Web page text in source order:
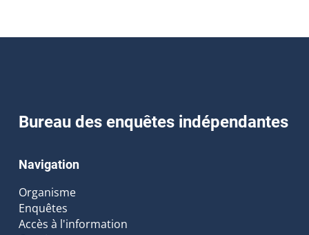
Bureau des enquêtes indépendantes
Navigation
Organisme
Enquêtes
Accès à l'information